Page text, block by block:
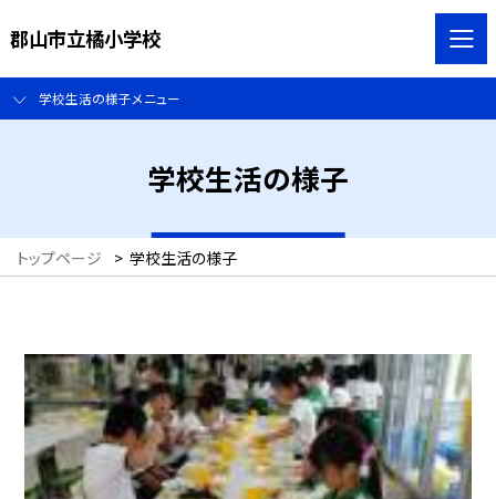
郡山市立橘小学校
学校生活の様子メニュー
学校生活の様子
トップページ > 学校生活の様子